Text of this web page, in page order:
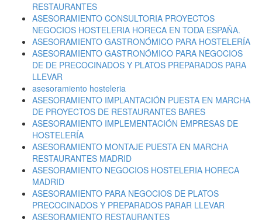
RESTAURANTES
ASESORAMIENTO CONSULTORIA PROYECTOS
NEGOCIOS HOSTELERIA HORECA EN TODA ESPAÑA.
ASESORAMIENTO GASTRONÓMICO PARA HOSTELERÍA
ASESORAMIENTO GASTRONÓMICO PARA NEGOCIOS
DE DE PRECOCINADOS Y PLATOS PREPARADOS PARA
LLEVAR
asesoramiento hosteleria
ASESORAMIENTO IMPLANTACIÓN PUESTA EN MARCHA
DE PROYECTOS DE RESTAURANTES BARES
ASESORAMIENTO IMPLEMENTACIÓN EMPRESAS DE
HOSTELERÍA
ASESORAMIENTO MONTAJE PUESTA EN MARCHA
RESTAURANTES MADRID
ASESORAMIENTO NEGOCIOS HOSTELERIA HORECA
MADRID
ASESORAMIENTO PARA NEGOCIOS DE PLATOS
PRECOCINADOS Y PREPARADOS PARAR LLEVAR
ASESORAMIENTO RESTAURANTES